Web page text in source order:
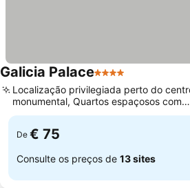
Galicia Palace4 Estrelas
Localização privilegiada perto do
monumental, Quartos espaçosos com
camas confortáveis
De € 75
Consulte os preços de 13 sites